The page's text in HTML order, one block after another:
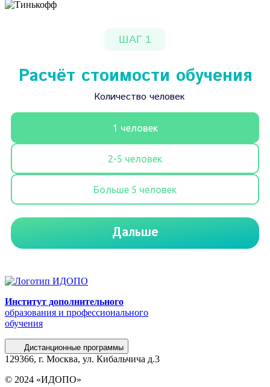
Институт дополнительного
образования и профессионального
обучения
Дистанционные программы
129366, г. Москва, ул. Кибальчича д.3
© 2024 «ИДОПО»